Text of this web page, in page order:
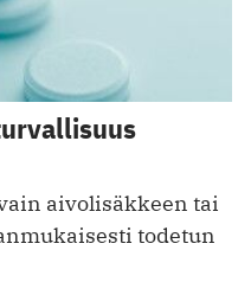
aivolisäkkeen tai
todetun